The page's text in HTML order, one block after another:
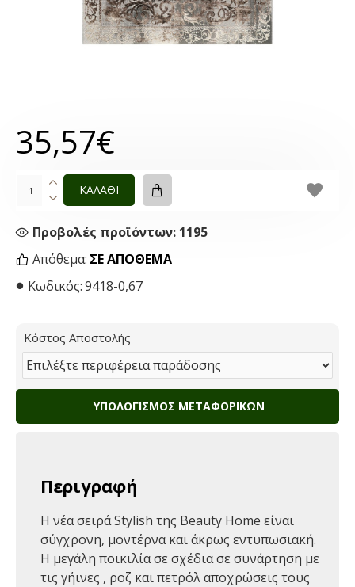
Απόθεμα: ΣΕ ΑΠΌΘΕΜΑ
Κωδικός:9418-0,67
Προβολές προϊόντων: 1195
35,57€
ΚΑΛΑΘΙ
Κόστος Αποστολής
ΥΠΟΛΟΓΙΣΜΌΣ ΜΕΤΑΦΟΡΙΚΏΝ
Περιγραφή
Η νέα σειρά Stylish της Beauty Home είναι
σύγχρονη, μοντέρνα και άκρως εντυπωσιακή.
Η μεγάλη ποικιλία σε σχέδια σε συνάρτηση με
τις γήινες , ροζ και πετρόλ αποχρώσεις τους